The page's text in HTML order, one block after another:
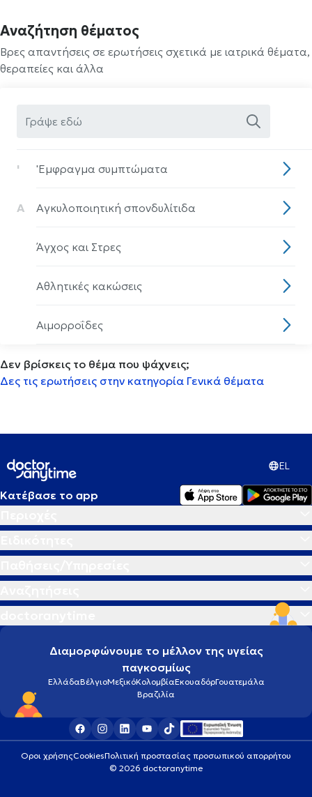
Αναζήτηση θέματος
Βρες απαντήσεις σε ερωτήσεις σχετικά με ιατρικά θέματα,
θεραπείες και άλλα
' 'Eμφραγμα συμπτώματα
Α Αγκυλοποιητική σπονδυλίτιδα
Άγχος και Στρες
Αθλητικές κακώσεις
Αιμορροΐδες
Αισθητηριακη ολοκλήρωση
Ακράτεια
Ακτινική κεράτωση
Ακτινογραφία
Αλλεργική ρινίτιδα
Αλλεργικό σοκ
Αλτσχάιμερ
Δεν βρίσκεις το θέμα που ψάχνεις;
Δες τις ερωτήσεις στην κατηγορία Γενικά θέματα
EL
Κατέβασε το app
Διαμορφώνουμε το μέλλον της υγείας
παγκοσμίως
ΕλλάδαΒέλγιοΜεξικόΚολομβίαΕκουαδόρΓουατεμάλα
Βραζιλία
Οροι χρήσηςCookiesΠολιτική προστασίας προσωπικού απορρήτου
© 2026 doctoranytime